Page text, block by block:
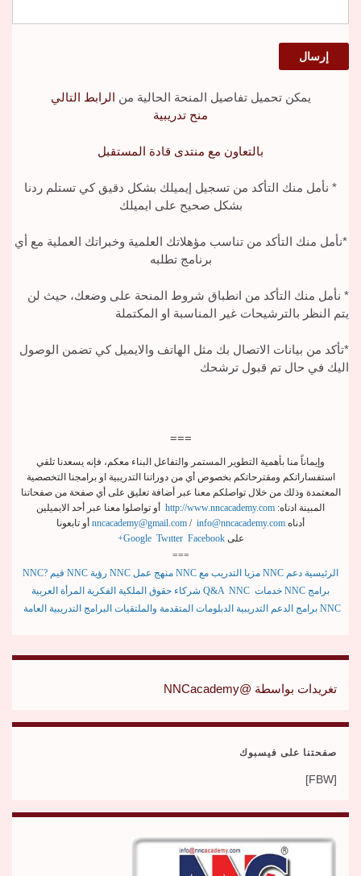
يمكن تحميل تفاصيل المنحة الحالية من الرابط التالي
منح تدريبية
بالتعاون مع منتدى قادة المستقبل
* نأمل منك التأكد من تسجيل إيميلك بشكل دقيق كي تستلم ردنا
بشكل صحيح على ايميلك
*نأمل منك التأكد من تناسب مؤهلاتك العلمية وخبراتك العملية مع أي
برنامج تطلبه
* نأمل منك التأكد من انطباق شروط المنحة على وضعك، حيث لن
يتم النظر بالترشيحات غير المناسبة او المكتملة
*تأكد من بيانات الاتصال بك مثل الهاتف والايميل كي تضمن الوصول
اليك في حال تم قبول ترشحك
===
وإيماناً منا بأهمية التطوير المستمر والتفاعل البناء معكم، فإنه يسعدنا تلقي
استفساراتكم ومقترحاتكم بخصوص أي من دوراتنا التدريبية او برامجنا التخصصية
المعتمدة وذلك من خلال تواصلكم معنا عبر أضافة تعليق على أي صفحة من صفحاتنا
المبينة ادناه: http://www.nncacademy.com أو تواصلوا معنا عبر أحد الايميلين
أدناه info@nncacademy.com
/
nncacademy@gmail.com أو تابعونا
علىFacebook
Twıtter
Google
+
===
الرئيسية
NNC? قيم NNC رؤية NNC منهج عمل NNC مزيا التدريب مع NNC دعم
المرأة العربية حقوق الملكية الفكرية شركاء Q&A NNC خدمات NNC برامج
الدعم برامجNNC التدريبية الدبلومات المتقدمة والملتقيات البرامج التدريبية العامة
تغريدات بواسطة @NNCacademy
صفحتنا على فيسبوك
[FBW]